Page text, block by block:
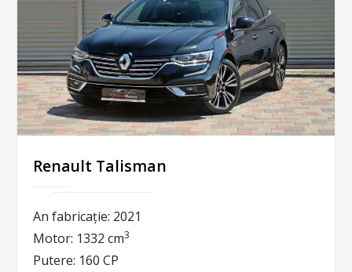
Renault Talisman
An fabricație: 2021
Motor: 1332 cm3
Putere: 160 CP